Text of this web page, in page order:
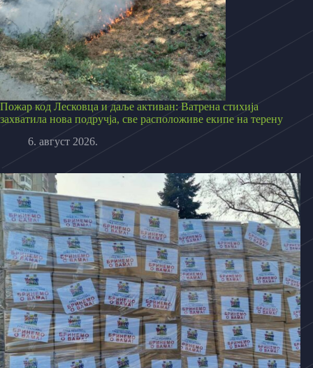
Пожар код Лесковца и даље активан: Ватрена стихија
захватила нова подручја, све расположиве екипе на терену
6. август 2026.